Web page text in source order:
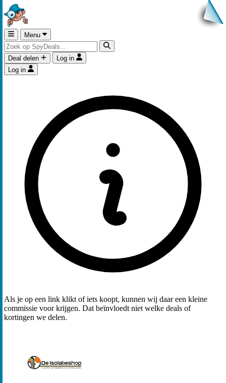
Menu
Deal delen
Log in
Log in
Als je op een link klikt of iets koopt, kunnen wij daar een kleine
commissie voor krijgen. Dat beïnvloedt niet welke deals of
kortingen we delen.